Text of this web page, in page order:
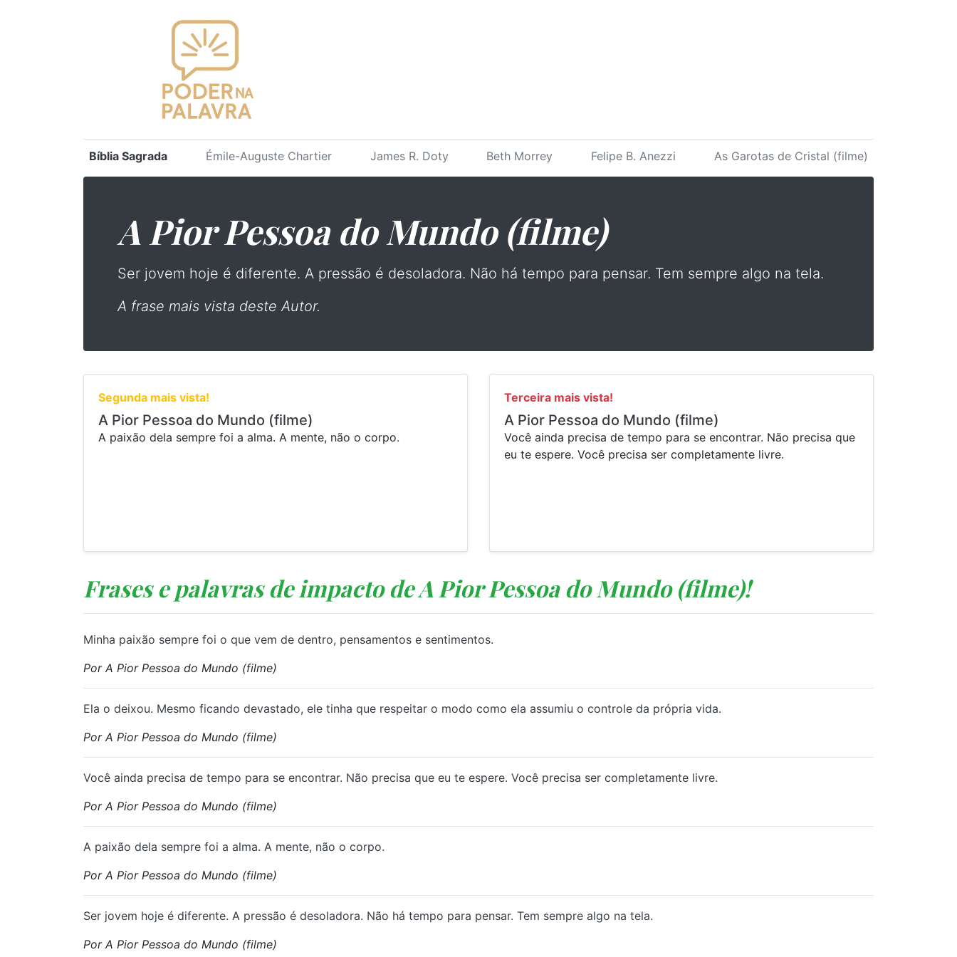
Bíblia Sagrada Émile-Auguste Chartier James R. Doty Beth Morrey Felipe B. Anezzi As Garotas de Cristal (filme)
A Pior Pessoa do Mundo (filme)
Ser jovem hoje é diferente. A pressão é desoladora. Não há tempo para pensar. Tem sempre algo na tela.
A frase mais vista deste Autor.
Segunda mais vista!
A Pior Pessoa do Mundo (filme)
A paixão dela sempre foi a alma. A mente, não o corpo.
Terceira mais vista!
A Pior Pessoa do Mundo (filme)
Você ainda precisa de tempo para se encontrar. Não precisa que
eu te espere. Você precisa ser completamente livre.
Frases e palavras de impacto de A Pior Pessoa do Mundo (filme)!
Minha paixão sempre foi o que vem de dentro, pensamentos e sentimentos.
Por A Pior Pessoa do Mundo (filme)
Ela o deixou. Mesmo ficando devastado, ele tinha que respeitar o modo como ela assumiu o controle da própria vida.
Por A Pior Pessoa do Mundo (filme)
Você ainda precisa de tempo para se encontrar. Não precisa que eu te espere. Você precisa ser completamente livre.
Por A Pior Pessoa do Mundo (filme)
A paixão dela sempre foi a alma. A mente, não o corpo.
Por A Pior Pessoa do Mundo (filme)
Ser jovem hoje é diferente. A pressão é desoladora. Não há tempo para pensar. Tem sempre algo na tela.
Por A Pior Pessoa do Mundo (filme)